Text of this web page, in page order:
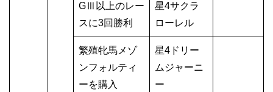
GⅢ以上のレー
スに3回勝利
星4サクラ
ローレル
繁殖牝馬メゾ
ンフォルティ
ーを購入
星4ドリー
ムジャーニ
ー